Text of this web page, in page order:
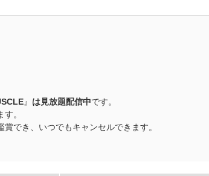
』 は見放題配信中です。
。
でき、いつでもキャンセルできます。